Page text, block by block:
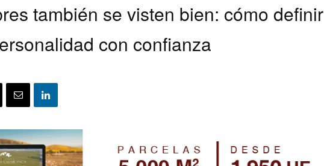
también se visten bien: cómo definir
con confianza